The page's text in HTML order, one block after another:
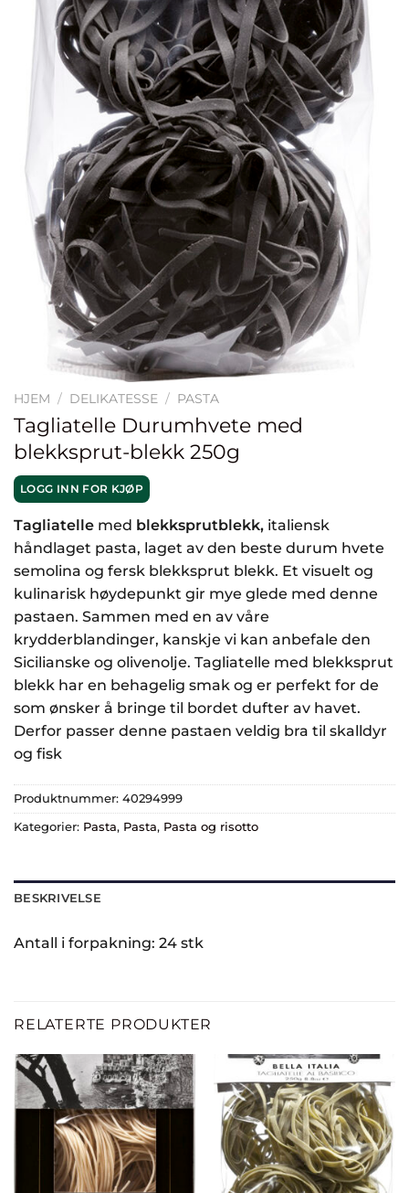
HJEM / DELIKATESSE / PASTA
Tagliatelle Durumhvete med
blekksprut-blekk 250g
LOGG INN FOR KJØP
Tagliatelle med blekksprutblekk, italiensk
håndlaget pasta, laget av den beste durum hvete
semolina og fersk blekksprut blekk. Et visuelt og
kulinarisk høydepunkt gir mye glede med denne
pastaen. Sammen med en av våre
krydderblandinger, kanskje vi kan anbefale den
Sicilianske og olivenolje. Tagliatelle med blekksprut
blekk har en behagelig smak og er perfekt for de
som ønsker å bringe til bordet dufter av havet.
Derfor passer denne pastaen veldig bra til skalldyr
og fisk
Produktnummer: 40294999
Kategorier: Pasta, Pasta, Pasta og risotto
BESKRIVELSE
Antall i forpakning: 24 stk
RELATERTE PRODUKTER